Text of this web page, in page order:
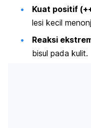
Kuat positif
lesi kecil
Reaksi
bisul pada kulit.